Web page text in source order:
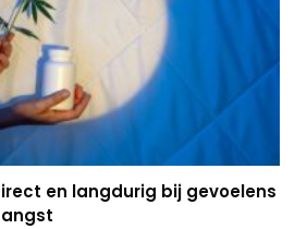
en langdurig bij gevoelens